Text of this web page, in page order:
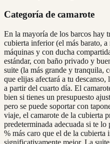
Categoría de camarote
En la mayoría de los barcos hay
cubierta inferior (el más barato, a
máquinas y con ducha
estándar, con baño privado y
suite (la más grande y tranquila,
que elijas afectará a tu
a partir del cuarto día. El
bien si tienes un presupuesto
pero se puede soportar con
viaje, el camarote de la cubierta
predeterminada adecuada si te
% más caro que el de la